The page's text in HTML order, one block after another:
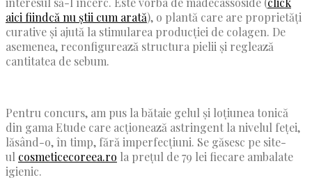
aici fiindcă nu știi cum arată), o plantă care are proprietăți
curative și ajută la stimularea producției de colagen. De
asemenea, reconfigurează structura pielii și reglează
cantitatea de sebum.
Pentru concurs, am pus la bătaie gelul și loțiunea tonică
din gama Etude care acționează astringent la nivelul feței,
lăsând-o, în timp, fără imperfecțiuni. Se găsesc pe site-
ul cosmeticecoreea.ro la prețul de 79 lei fiecare ambalate
igienic.